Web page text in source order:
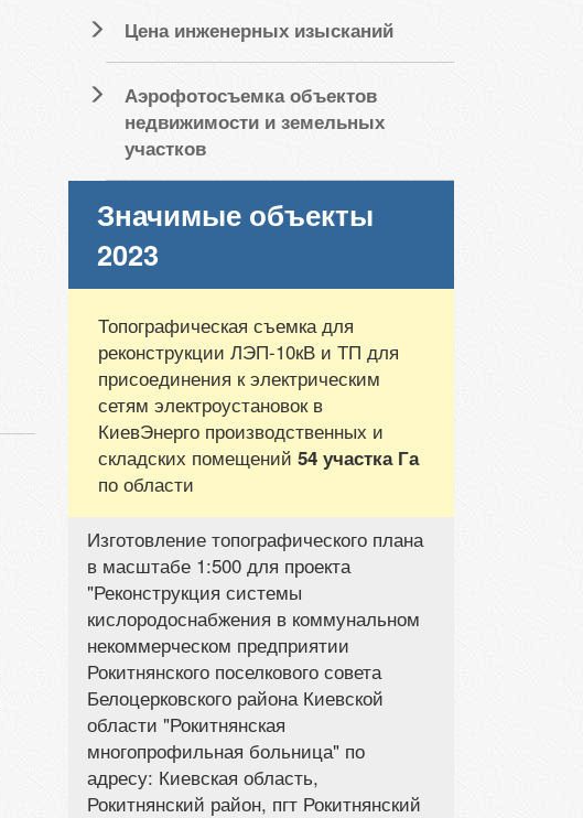
Цена инженерных изысканий
Аэрофотосъемка объектов
недвижимости и земельных
участков
Значимые объекты
2023
Топографическая съемка для
реконструкции ЛЭП-10кВ и ТП для
присоединения к электрическим
сетям электроустановок в
КиевЭнерго производственных и
складских помещений 54 участка Га
по области
Изготовление топографического плана
в масштабе 1:500 для проекта
"Реконструкция системы
кислородоснабжения в коммунальном
некоммерческом предприятии
Рокитнянского поселкового совета
Белоцерковского района Киевской
области "Рокитнянская
многопрофильная больница" по
адресу: Киевская область,
Рокитнянский район, пгт Рокитнянский